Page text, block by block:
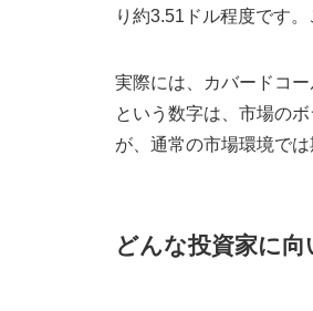
り約3.51ドル程度です
実際には、カバードコ
という数字は、市場の
が、通常の市場環境で
どんな投資家に